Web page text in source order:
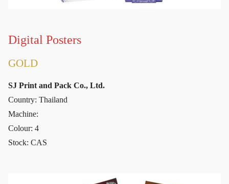
Digital Posters
GOLD
SJ Print and Pack Co., Ltd.
Country: Thailand
Machine:
Colour: 4
Stock: CAS